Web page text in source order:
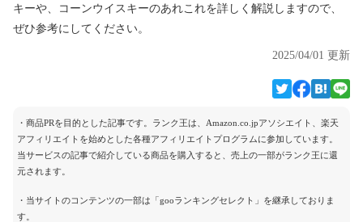
キーや、コーンウイスキーのあれこれを詳しく解説しますので、
ぜひ参考にしてください。
2025/04/01 更新
・商品PRを目的とした記事です。ランク王は、Amazon.co.jpアソシエイト、楽天
アフィリエイトを始めとした各種アフィリエイトプログラムに参加しています。
当サービスの記事で紹介している商品を購入すると、売上の一部がランク王に還
元されます。
・当サイトのコンテンツの一部は「gooランキングセレクト」を継承しておりま
す。